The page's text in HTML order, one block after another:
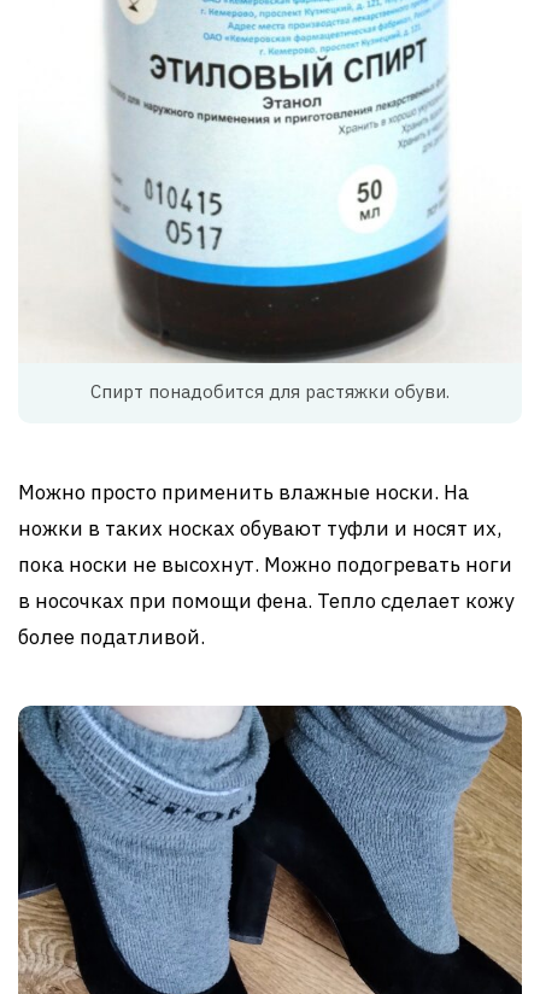
Спирт понадобится для растяжки обуви.
Можно просто применить влажные носки. На
ножки в таких носках обувают туфли и носят их,
пока носки не высохнут. Можно подогревать ноги
в носочках при помощи фена. Тепло сделает кожу
более податливой.